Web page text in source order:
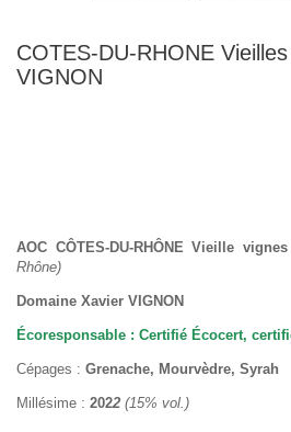
COTES-DU-RHONE
VIGNON
AOC CÔTES-DU-RHÔNE Vieille vignes
Rhône)
Domaine Xavier VIGNON
Écoresponsable : Certifié Écocert,
Cépages : Grenache, Mourvèdre, Syrah
Millésime : 2022 (15% vol.)